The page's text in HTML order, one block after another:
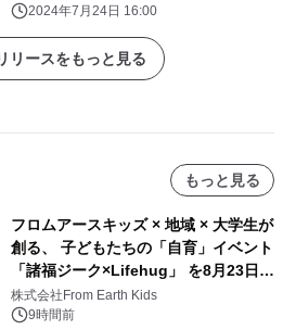
ど2024年7月24日 16:00
リースをもっと見る
もっと見る
フロムアースキッズ × 地域 × 大学生が
創る、 子どもたちの「自育」イベント
「諸福ジーク×Lifehug」 を8月23日
(日)開催
株式会社From Earth Kids
9時間前